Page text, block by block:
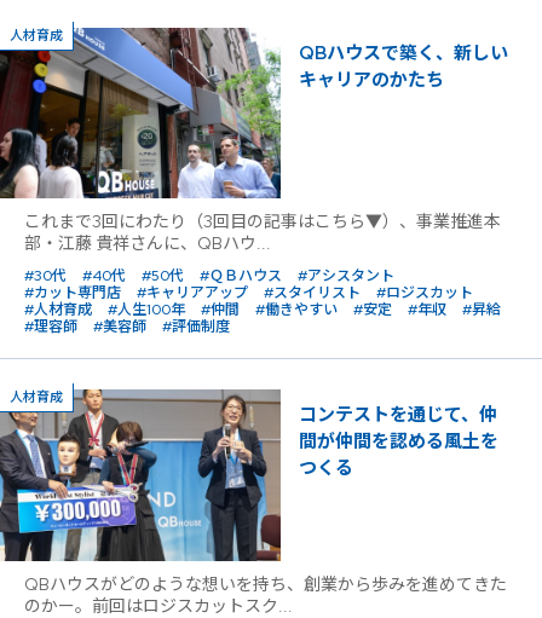
人材育成
QBハウスで築く、新しい
キャリアのかたち
これまで3回にわたり（3回目の記事はこちら▼）、事業推進本
部・江藤 貴祥さんに、QBハウ...
#30代 #40代 #50代 #ＱＢハウス
#アシスタント
#カット専門店
#キャリアアップ #スタイリスト
#ロジスカット
#人材育成
#人生100年 #仲間 #働きやすい #安定 #年収
#昇給
#理容師
#美容師 #評価制度
人材育成
コンテストを通じて、仲
間が仲間を認める風土を
つくる
QBハウスがどのような想いを持ち、創業から歩みを進めてきた
のかー。前回はロジスカットスク...